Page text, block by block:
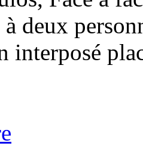
deux
interposé